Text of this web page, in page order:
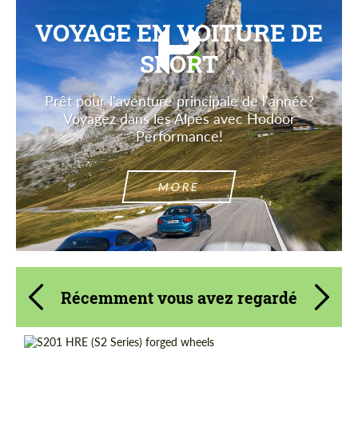
VOYAGE EN VOITURE DE
SPORT
Prêt pour l'aventure principale de l'année?
Voyagez dans les Alpes avec Hodoor
Performance!
MORE
Récemment vous avez regardé